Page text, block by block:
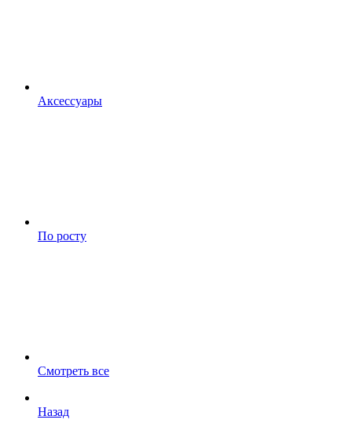
Аксессуары
По росту
Смотреть все
Назад